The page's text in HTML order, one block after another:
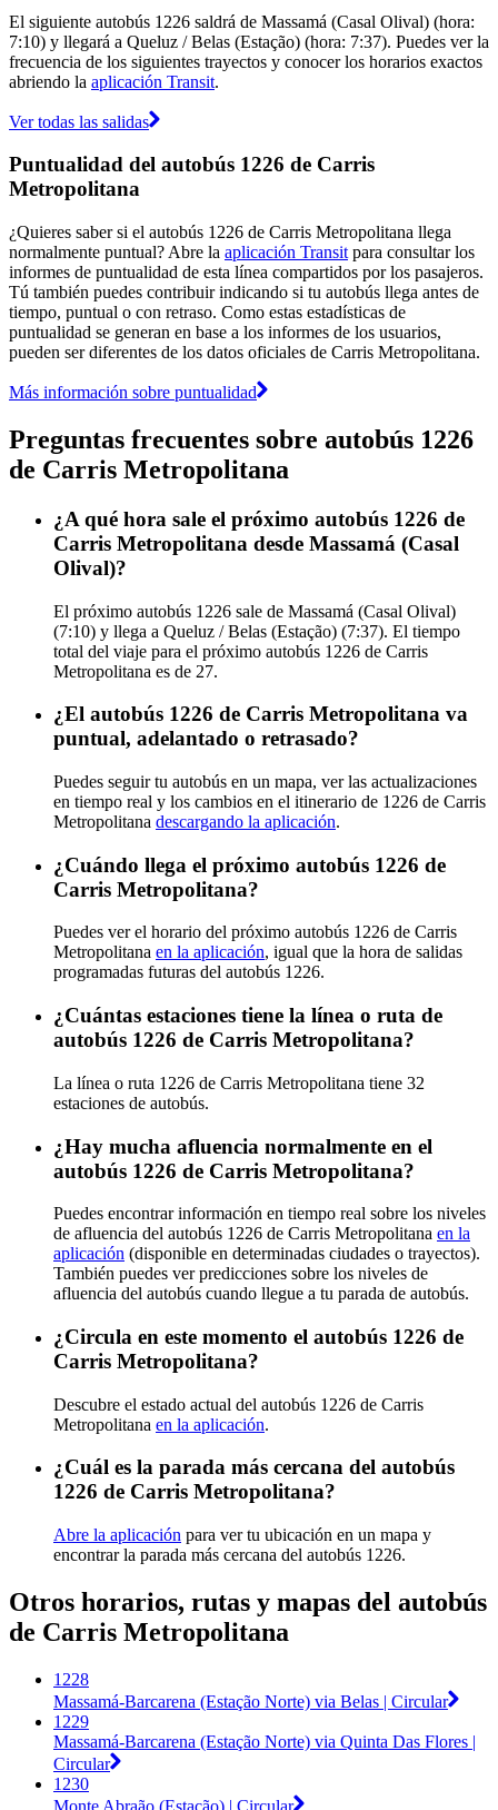
El siguiente autobús 1226 saldrá de Massamá (Casal Olival) (hora:
7:10) y llegará a Queluz / Belas (Estação) (hora: 7:37). Puedes ver la
frecuencia de los siguientes trayectos y conocer los horarios exactos
abriendo la aplicación Transit.
Ver todas las salidas
Puntualidad del autobús 1226 de Carris
Metropolitana
¿Quieres saber si el autobús 1226 de Carris Metropolitana llega
normalmente puntual? Abre la aplicación Transit para consultar los
informes de puntualidad de esta línea compartidos por los pasajeros.
Tú también puedes contribuir indicando si tu autobús llega antes de
tiempo, puntual o con retraso. Como estas estadísticas de
puntualidad se generan en base a los informes de los usuarios,
pueden ser diferentes de los datos oficiales de Carris Metropolitana.
Más información sobre puntualidad
Preguntas frecuentes sobre autobús 1226
de Carris Metropolitana
¿A qué hora sale el próximo autobús 1226 de
Carris Metropolitana desde Massamá (Casal
Olival)?
El próximo autobús 1226 sale de Massamá (Casal Olival)
(7:10) y llega a Queluz / Belas (Estação) (7:37). El tiempo
total del viaje para el próximo autobús 1226 de Carris
Metropolitana es de 27.
¿El autobús 1226 de Carris Metropolitana va
puntual, adelantado o retrasado?
Puedes seguir tu autobús en un mapa, ver las actualizaciones
en tiempo real y los cambios en el itinerario de 1226 de Carris
Metropolitana descargando la aplicación.
¿Cuándo llega el próximo autobús 1226 de
Carris Metropolitana?
Puedes ver el horario del próximo autobús 1226 de Carris
Metropolitana en la aplicación, igual que la hora de salidas
programadas futuras del autobús 1226.
¿Cuántas estaciones tiene la línea o ruta de
autobús 1226 de Carris Metropolitana?
La línea o ruta 1226 de Carris Metropolitana tiene 32
estaciones de autobús.
¿Hay mucha afluencia normalmente en el
autobús 1226 de Carris Metropolitana?
Puedes encontrar información en tiempo real sobre los niveles
de afluencia del autobús 1226 de Carris Metropolitana en la
aplicación (disponible en determinadas ciudades o trayectos).
También puedes ver predicciones sobre los niveles de
afluencia del autobús cuando llegue a tu parada de autobús.
¿Circula en este momento el autobús 1226 de
Carris Metropolitana?
Descubre el estado actual del autobús 1226 de Carris
Metropolitana en la aplicación.
¿Cuál es la parada más cercana del autobús
1226 de Carris Metropolitana?
Abre la aplicación para ver tu ubicación en un mapa y
encontrar la parada más cercana del autobús 1226.
Otros horarios, rutas y mapas del autobús
de Carris Metropolitana
1228
Massamá-Barcarena (Estação Norte) via Belas | Circular
1229
Massamá-Barcarena (Estação Norte) via Quinta Das Flores |
Circular
1230
Monte Abraão (Estação) | Circular